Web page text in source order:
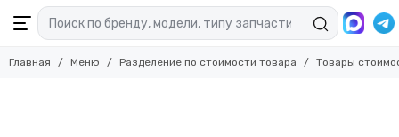
Главная Меню Разделение по стоимости товара Товары